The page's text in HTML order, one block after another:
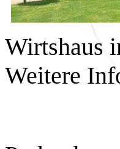
Wirtshaus
Weitere